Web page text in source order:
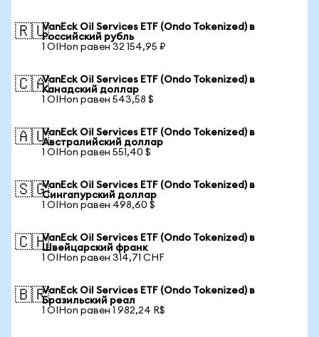
🇷🇺VanEck Oil Services ETF (Ondo Tokenized) в
Российский рубль
1 OIHon равен 32 154,95 ₽
🇨🇦VanEck Oil Services ETF (Ondo Tokenized) в
Канадский доллар
1 OIHon равен 543,58 $
🇦🇺VanEck Oil Services ETF (Ondo Tokenized) в
Австралийский доллар
1 OIHon равен 551,40 $
🇸🇬VanEck Oil Services ETF (Ondo Tokenized) в
Сингапурский доллар
1 OIHon равен 498,60 $
🇨🇭VanEck Oil Services ETF (Ondo Tokenized) в
Швейцарский франк
1 OIHon равен 314,71 CHF
🇧🇷VanEck Oil Services ETF (Ondo Tokenized) в
Бразильский реал
1 OIHon равен 1 982,24 R$